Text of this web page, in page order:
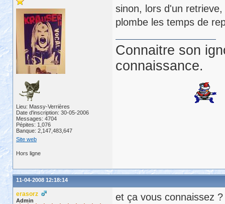
Lieu: Massy-Verrières
Date d'inscription: 30-05-2006
Messages: 4704
Pépites: 1,076
Banque: 2,147,483,647
Site web
sinon, lors d'un
plombe les temps de
Connaitre son
connaissance.
Hors ligne
11-04-2008 12:18:14
erasorz
Admin et ça vous connaissez